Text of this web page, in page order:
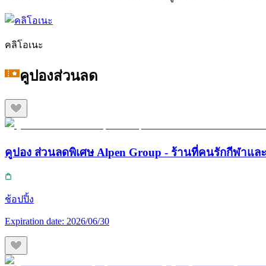
คลิโอเนะ
คูปองส่วนลด
คูปอง ส่วนลดพิเศษ Alpen Group - ร้านที่คนรักกีฬาแล
ช้อปปิ้ง
Expiration date: 2026/06/30